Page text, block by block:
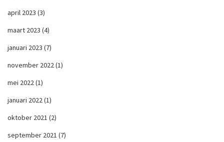
april 2023 (3)
maart 2023 (4)
januari 2023 (7)
november 2022(1)
mei 2022(1)
januari 2022(1)
oktober 2021 (2)
september 2021 (7)